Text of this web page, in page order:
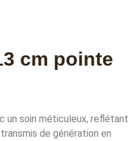
cm pointe
un soin méticuleux, reflétant
de génération en